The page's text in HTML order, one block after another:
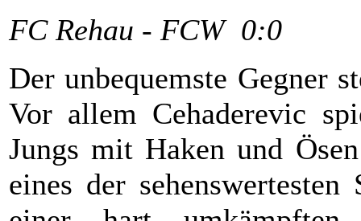
FC Rehau - FCW 0:0
Der unbequemste Gegner
Vor allem Cehaderevic
Jungs mit Haken und
eines der